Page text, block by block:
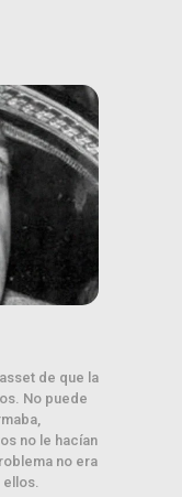
de que la
No puede
no le hacían
no era
ellos.